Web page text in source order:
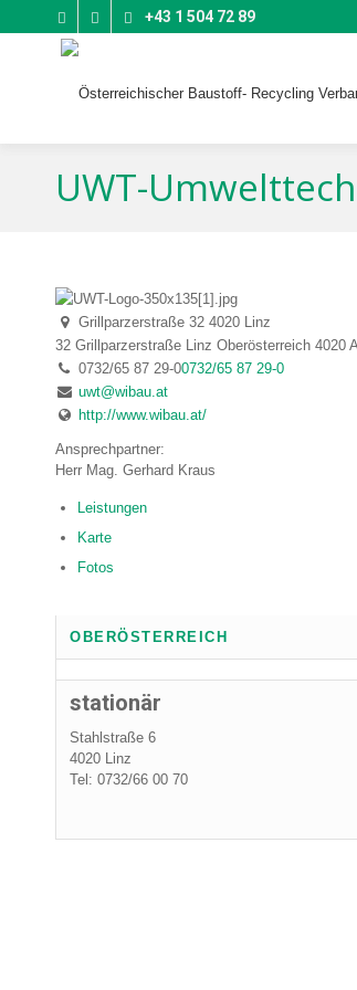
+43 1 504 72 89
UWT-
Grillparzerstraße 32 4020 Linz
32 Grillparzerstraße Linz Oberösterreich 4020
0732/65 87 29-00732/65 87 29-0
uwt@wibau.at
http://www.wibau.at/
Ansprechpartner:
Herr Mag. Gerhard Kraus
Leistungen
Karte
Fotos
OBERÖSTERREICH
stationär
Stahlstraße 6
4020 Linz
Tel: 0732/66 00 70